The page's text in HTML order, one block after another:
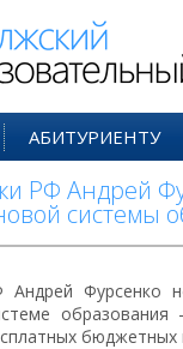
АБИТУРИЕНТУ
РФ Андрей
системы
Андрей Фурсенко
бюджетных